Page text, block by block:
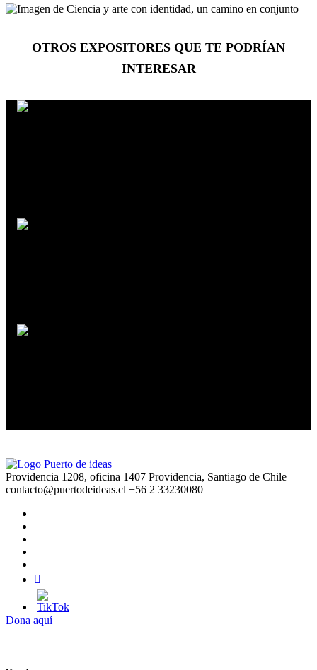
OTROS EXPOSITORES QUE TE PODRÍAN
INTERESAR
Providencia 1208, oficina 1407 Providencia, Santiago de Chile
contacto@puertodeideas.cl +56 2 33230080
Dona aquí